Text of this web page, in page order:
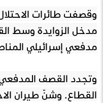
وقصفت طائرات
مدخل الزوايدة وسط
مدفعي إسرائيلي
وتجدد القصف
القطاع. وشنّ طيران